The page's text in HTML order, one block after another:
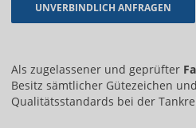
Als zugelassener und geprüfter
Besitz sämtlicher Gütezeichen
Qualitätsstandards bei der